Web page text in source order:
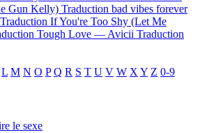
Gun Kelly) Traduction bad vibes forever
Traduction If You're Too Shy (Let Me
Tough Love — Avicii Traduction
L M N O P Q R S T U V W X Y Z 0-9
le sexe